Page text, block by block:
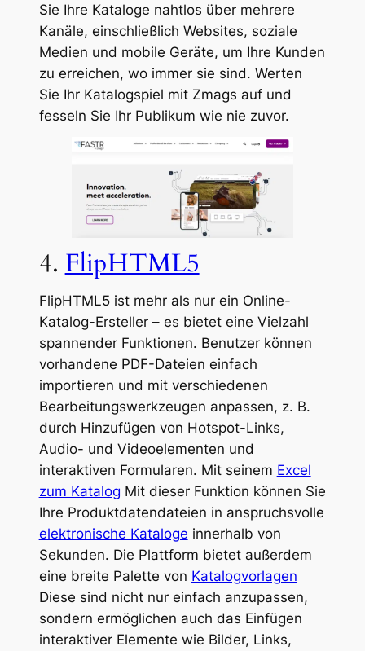
Sie Ihre Kataloge nahtlos über mehrere
Kanäle, einschließlich Websites, soziale
Medien und mobile Geräte, um Ihre Kunden
zu erreichen, wo immer sie sind. Werten
Sie Ihr Katalogspiel mit Zmags auf und
fesseln Sie Ihr Publikum wie nie zuvor.
4. FlipHTML5
FlipHTML5 ist mehr als nur ein Online-
Katalog-Ersteller – es bietet eine Vielzahl
spannender Funktionen. Benutzer können
vorhandene PDF-Dateien einfach
importieren und mit verschiedenen
Bearbeitungswerkzeugen anpassen, z. B.
durch Hinzufügen von Hotspot-Links,
Audio- und Videoelementen und
interaktiven Formularen. Mit seinem Excel
zum Katalog Mit dieser Funktion können Sie
Ihre Produktdatendateien in anspruchsvolle
elektronische Kataloge innerhalb von
Sekunden. Die Plattform bietet außerdem
eine breite Palette von Katalogvorlagen
Diese sind nicht nur einfach anzupassen,
sondern ermöglichen auch das Einfügen
interaktiver Elemente wie Bilder, Links,